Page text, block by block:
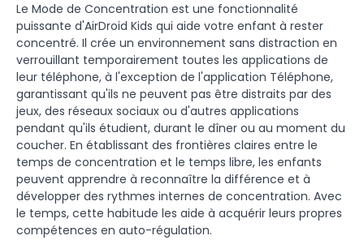
Le Mode de Concentration est une fonctionnalité
puissante d'AirDroid Kids qui aide votre enfant à rester
concentré. Il crée un environnement sans distraction en
verrouillant temporairement toutes les applications de
leur téléphone, à l'exception de l'application Téléphone,
garantissant qu'ils ne peuvent pas être distraits par des
jeux, des réseaux sociaux ou d'autres applications
pendant qu'ils étudient, durant le dîner ou au moment du
coucher. En établissant des frontières claires entre le
temps de concentration et le temps libre, les enfants
peuvent apprendre à reconnaître la différence et à
développer des rythmes internes de concentration. Avec
le temps, cette habitude les aide à acquérir leurs propres
compétences en auto-régulation.